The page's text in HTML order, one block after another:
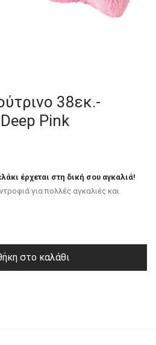
38εκ.-
Pink
έρχεται στη δική σου αγκαλιά!
για πολλές αγκαλιές και
στο καλάθι